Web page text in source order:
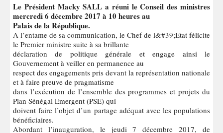
Le Président Macky SALL a réuni le Conseil des ministres
mercredi 6 décembre 2017 à 10 heures au
Palais de la République.
A l’entame de sa communication, le Chef de l&#39;Etat félicite
le Premier ministre suite à sa brillante
déclaration de politique générale et engage ainsi le
Gouvernement à veiller en permanence au
respect des engagements pris devant la représentation nationale
et à faire preuve de pragmatisme
dans l’exécution de l’ensemble des programmes et projets du
Plan Sénégal Emergent (PSE) qui
doivent faire l’objet d’un partage adéquat avec les populations
bénéficiaires.
Abordant l’inauguration, le jeudi 7 décembre 2017, de